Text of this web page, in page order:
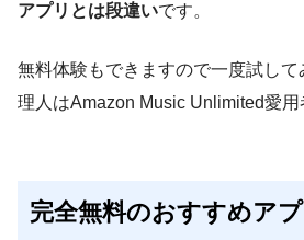
アプリとは段違いです。
無料体験もできますので一度試し
理人はAmazon Music Unlimited愛用
完全無料のおすすめアプ